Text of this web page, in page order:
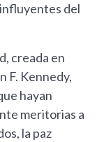
del
creada en
F. Kennedy,
hayan
meritorias a
la paz